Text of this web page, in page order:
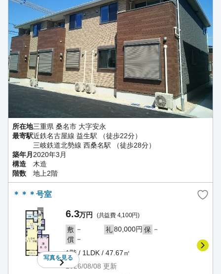
所在地三重県 桑名市 大字安永
最寄駅近鉄名古屋線 益生駅 （徒歩22分）
三岐鉄道北勢線 西桑名駅 （徒歩28分）
築年月 2020年3月
構造
木造
階数
地上2階
＊＊＊号室
写真を見る
6.3万円 (共益費 4,100円)
敷 － 礼80,000円 保 －
償 －
1階 / 1LDK / 47.67㎡
2026/08/08 更新